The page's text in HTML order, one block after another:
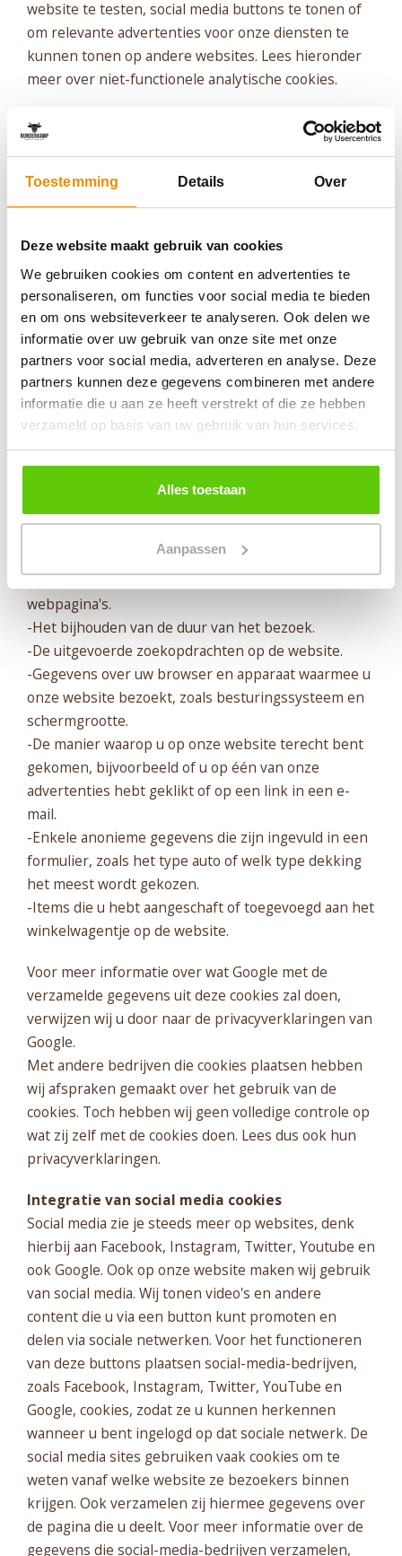
Toestemming Details Over
Deze website maakt gebruik van cookies
We gebruiken cookies om content en advertenties te
personaliseren, om functies voor social media te bieden
en om ons websiteverkeer te analyseren. Ook delen we
informatie over uw gebruik van onze site met onze
partners voor social media, adverteren en analyse. Deze
partners kunnen deze gegevens combineren met andere
informatie die u aan ze heeft verstrekt of die ze hebben
verzameld op basis van uw gebruik van hun services.
Alles toestaan
Aanpassen
website te testen, social media buttons te tonen of
om relevante advertenties voor onze diensten te
kunnen tonen op andere websites. Lees hieronder
meer over niet-functionele analytische cookies.
Analytische cookies
Analytische cookies stellen ons in staat om uw
ons inzicht in hoe vaak u onze website gebruikt,
naar welke informatie u op zoek bent en welke
pagina's het meest worden bezocht. Hierdoor weten
wij welke website onderdelen populair zijn en op
welke plekken wij onze website kunnen verbeteren
voor een optimale gebruiksvriendelijkheid. Wij
analyseren en verbeteren de website continu om de
ervaring voor bezoekers zo prettig mogelijk te
maken. De statistieken die wij verzamelen kunnen
wij niet herleiden naar personen. Deze gegevens
worden dus altijd anoniem gebruikt! Wij maken
gebruik van Google Analytics om inzichten te
verkrijgen uit de data. De analytische cookies
plaatsen wij altijd bij een bezoek aan onze website.
volgende gegevens:
-Het bijhouden van het aantal bezoekers op onze
webpagina's.
-Het bijhouden van de duur van het bezoek.
-De uitgevoerde zoekopdrachten op de website.
-Gegevens over uw browser en apparaat waarmee u
onze website bezoekt, zoals besturingssysteem en
schermgrootte.
-De manier waarop u op onze website terecht bent
gekomen, bijvoorbeeld of u op één van onze
advertenties hebt geklikt of op een link in een e-
mail.
-Enkele anonieme gegevens die zijn ingevuld in een
formulier, zoals het type auto of welk type dekking
het meest wordt gekozen.
-Items die u hebt aangeschaft of toegevoegd aan het
winkelwagentje op de website.
Voor meer informatie over wat Google met de
verzamelde gegevens uit deze cookies zal doen,
verwijzen wij u door naar de privacyverklaringen van
Google.
Met andere bedrijven die cookies plaatsen hebben
wij afspraken gemaakt over het gebruik van de
cookies. Toch hebben wij geen volledige controle op
wat zij zelf met de cookies doen. Lees dus ook hun
privacyverklaringen.
Integratie van social media cookies
Social media zie je steeds meer op websites, denk
hierbij aan Facebook, Instagram, Twitter, Youtube en
ook Google. Ook op onze website maken wij gebruik
van social media. Wij tonen video's en andere
content die u via een button kunt promoten en
delen via sociale netwerken. Voor het functioneren
van deze buttons plaatsen social-media-bedrijven,
zoals Facebook, Instagram, Twitter, YouTube en
Google, cookies, zodat ze u kunnen herkennen
wanneer u bent ingelogd op dat sociale netwerk. De
social media sites gebruiken vaak cookies om te
weten vanaf welke website ze bezoekers binnen
krijgen. Ook verzamelen zij hiermee gegevens over
de pagina die u deelt. Voor meer informatie over de
gegevens die social-media-bedrijven verzamelen,